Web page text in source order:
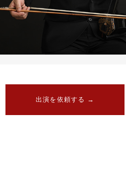
出演を依頼する →
出演を依頼する→